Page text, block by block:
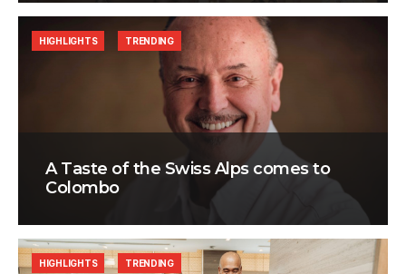
A Taste of the Swiss Alps comes to
Colombo
HIGHLIGHTS TRENDING
HIGHLIGHTS TRENDING